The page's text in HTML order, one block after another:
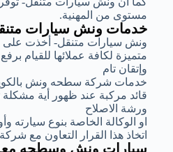
مستوى من المهنية.
خدمات ونش سيارات
ونش سيارات متنقل- أخذت على
متميزة لكافة عملائها للقيام
وإتقان تام
خدمات شركة سطحه ونش
قائد مركبة عند ظهور أية مشكلة
ورشة الاصلاح
او الوكالة الخاصة بنوع
اتخاذ هذا القرار التعاون مع